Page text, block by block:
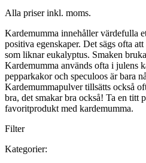
Alla priser inkl. moms.
Kardemumma innehåller värdefulla
positiva egenskaper. Det sägs ofta
som liknar eukalyptus. Smaken
Kardemumma används ofta i julens
pepparkakor och speculoos är bara
Kardemummapulver tillsätts också
bra, det smakar bra också! Ta en titt
favoritprodukt med kardemumma.
Filter
Kategorier: